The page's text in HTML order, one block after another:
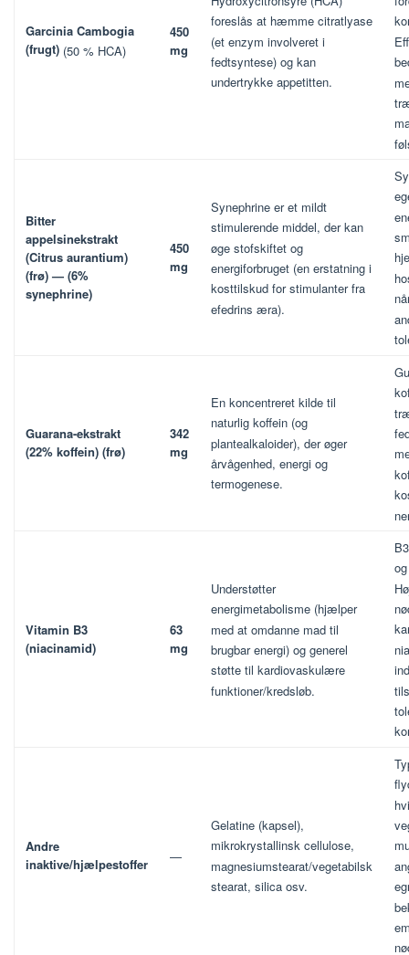
Garcinia Cambogia
(frugt) (50 % HCA)
450
mg
foreslås at hæmme citratlyase
(et enzym involveret i
fedtsyntese) og kan
undertrykke appetitten.
Bitter
appelsinekstrakt
(Citrus aurantium)
(frø) — (6%
synephrine)
450
mg
Synephrine er et mildt
stimulerende middel, der kan
øge stofskiftet og
energiforbruget (en erstatning i
kosttilskud for stimulanter fra
efedrins æra).
Guarana-ekstrakt
(22% koffein) (frø)
342
mg
En koncentreret kilde til
naturlig koffein (og
plantealkaloider), der øger
årvågenhed, energi og
termogenese.
Vitamin B3
(niacinamid)
63
mg
Understøtter
energimetabolisme (hjælper
med at omdanne mad til
brugbar energi) og generel
støtte til kardiovaskulære
funktioner/kredsløb.
Andre
inaktive/hjælpestoffer
—
Gelatine (kapsel),
mikrokrystallinsk cellulose,
magnesiumstearat/vegetabilsk
stearat, silica osv.